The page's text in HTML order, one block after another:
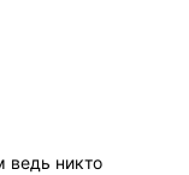
ведь никто